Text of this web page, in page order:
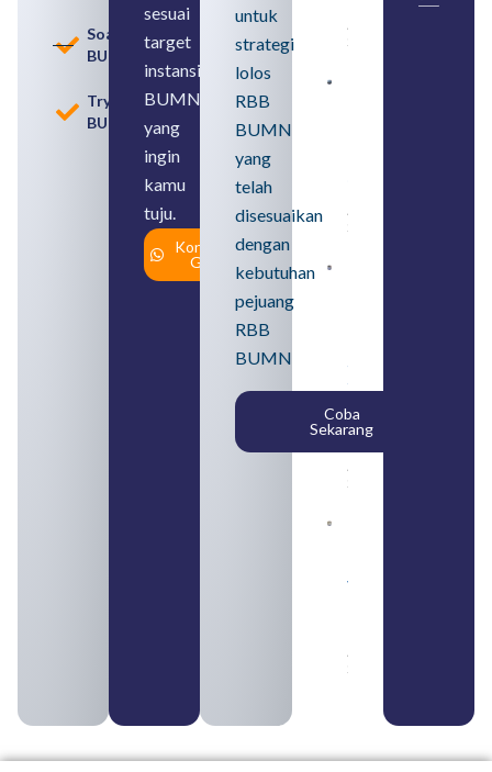
Soal
BUMN
Tryout
BUMN
sesuai
target
instansi
BUMN
yang
ingin
kamu
tuju.
Konsultasi
Gratis
untuk
strategi
lolos
RBB
BUMN
yang
telah
disesuaikan
dengan
kebutuhan
pejuang
RBB
BUMN
Coba
Sekarang
August 8,
2026
August 6,
2026
SMA
Syarat,
Posisi,
dan
Cara
Daftar
August 5,
2026
yang
August 4,
2026